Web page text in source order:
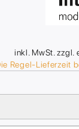
inkl. MwSt. zzgl.
Regel-Lieferzeit